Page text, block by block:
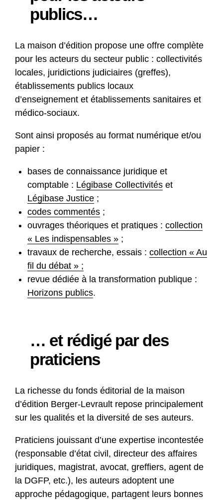
publics…
La maison d’édition propose une offre complète
pour les acteurs du secteur public : collectivités
locales, juridictions judiciaires (greffes),
établissements publics locaux
d’enseignement et établissements sanitaires et
médico-sociaux.
Sont ainsi proposés au format numérique et/ou
papier :
bases de connaissance juridique et
comptable : Légibase Collectivités et
Légibase Justice ;
codes commentés ;
ouvrages théoriques et pratiques : collection
« Les indispensables » ;
travaux de recherche, essais : collection « Au
fil du débat » ;
revue dédiée à la transformation publique :
Horizons publics.
… et rédigé par des
praticiens
La richesse du fonds éditorial de la maison
d’édition Berger-Levrault repose principalement
sur les qualités et la diversité de ses auteurs.
Praticiens jouissant d’une expertise incontestée
(responsable d’état civil, directeur des affaires
juridiques, magistrat, avocat, greffiers, agent de
la DGFP, etc.), les auteurs adoptent une
approche pédagogique, partagent leurs bonnes